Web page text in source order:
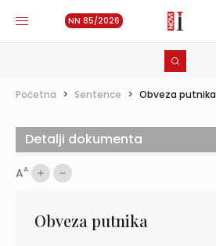
NN 85/2026
Početna > Sentence > Obveza putnika
AA
Obveza putnika
Detalji dokumenta